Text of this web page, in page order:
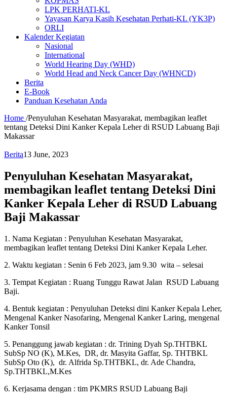
LPK PERHATI-KL
Yayasan Karya Kasih Kesehatan Perhati-KL (YK3P)
ORLI
Kalender Kegiatan
Nasional
International
World Hearing Day (WHD)
World Head and Neck Cancer Day (WHNCD)
Berita
E-Book
Panduan Kesehatan Anda
Home /Penyuluhan Kesehatan Masyarakat, membagikan leaflet
tentang Deteksi Dini Kanker Kepala Leher di RSUD Labuang Baji
Makassar
Berita13 June, 2023
Penyuluhan Kesehatan Masyarakat,
membagikan leaflet tentang Deteksi Dini
Kanker Kepala Leher di RSUD Labuang
Baji Makassar
1. Nama Kegiatan : Penyuluhan Kesehatan Masyarakat,
membagikan leaflet tentang Deteksi Dini Kanker Kepala Leher.
2. Waktu kegiatan : Senin 6 Feb 2023, jam 9.30 wita – selesai
3. Tempat Kegiatan : Ruang Tunggu Rawat Jalan RSUD Labuang
Baji.
4. Bentuk kegiatan : Penyuluhan Deteksi dini Kanker Kepala Leher,
Mengenal Kanker Nasofaring, Mengenal Kanker Laring, mengenal
Kanker Tonsil
5. Penanggung jawab kegiatan : dr. Trining Dyah Sp.THTBKL
SubSp NO (K), M.Kes, DR, dr. Masyita Gaffar, Sp. THTBKL
SubSp Oto (K), dr. Alfrida Sp.THTBKL, dr. Ade Chandra,
Sp.THTBKL,M.Kes
6. Kerjasama dengan : tim PKMRS RSUD Labuang Baji